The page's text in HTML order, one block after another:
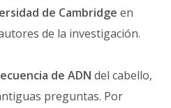
de Cambridge en
de la investigación.
de ADN del cabello,
preguntas. Por